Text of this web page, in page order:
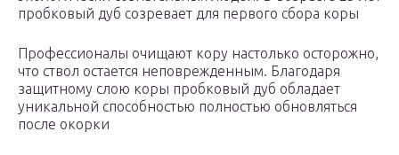
пробковый дуб созревает для первого сбора коры
Профессионалы очищают кору настолько осторожно,
что ствол остается неповрежденным. Благодаря
защитному слою коры пробковый дуб обладает
уникальной способностью полностью обновляться
после окорки